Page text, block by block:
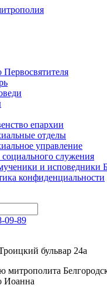
Первосвятителя
епархии
отделы
управление
социального служения
и исповедники
конфиденциальности
09-89
бульвар 24а
митрополита
Иоанна